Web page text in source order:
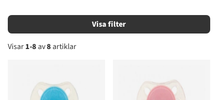
Filtrera
Visar1-8 av8 artiklar